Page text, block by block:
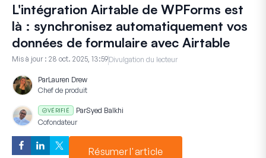
L'intégration Airtable de WPForms est
là : synchronisez automatiquement vos
données de formulaire avec Airtable
Mis à jour : 28 oct. 2025, 13:59Divulgation du lecteur
ParLauren Drew
Chef de produit
VÉRIFIÉ ParSyed Balkhi
Cofondateur
Résumer l'article